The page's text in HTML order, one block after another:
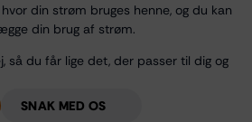
din strøm bruges henne, og du kan
din brug af strøm.
så du får lige det, der passer til dig og
SNAK MED OS